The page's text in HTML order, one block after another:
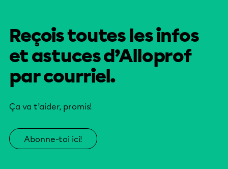
Reçois toutes les infos
et astuces d’Alloprof
par courriel.
Ça va t’aider, promis!
Abonne-toi ici!